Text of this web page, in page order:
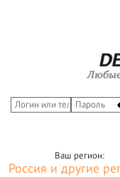
Ваш регион:
Россия и другие